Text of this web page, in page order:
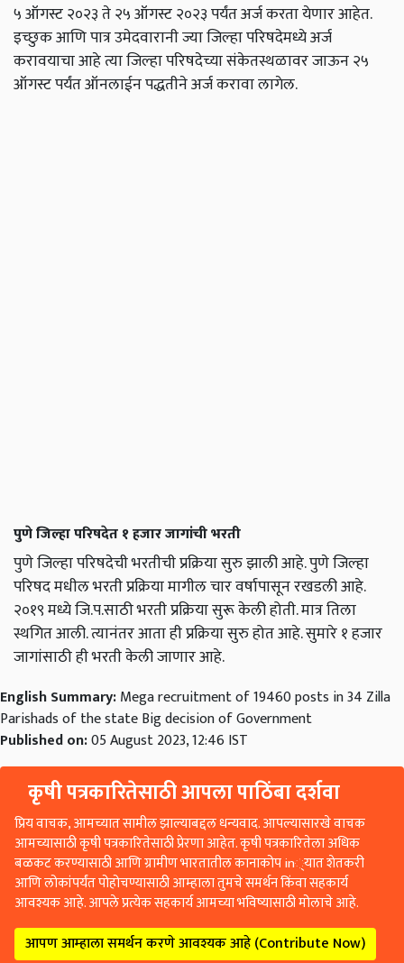
५ ऑगस्ट २०२३ ते २५ ऑगस्ट २०२३ पर्यंत अर्ज करता येणार आहेत.
इच्छुक आणि पात्र उमेदवारानी ज्या जिल्हा परिषदेमध्ये अर्ज
करावयाचा आहे त्या जिल्हा परिषदेच्या संकेतस्थळावर जाऊन २५
ऑगस्ट पर्यंत ऑनलाईन पद्धतीने अर्ज करावा लागेल.
पुणे जिल्हा परिषदेत १ हजार जागांची भरती
पुणे जिल्हा परिषदेची भरतीची प्रक्रिया सुरु झाली आहे. पुणे जिल्हा
परिषद मधील भरती प्रक्रिया मागील चार वर्षापासून रखडली आहे.
२०१९ मध्ये जि.प.साठी भरती प्रक्रिया सुरू केली होती. मात्र तिला
स्थगित आली. त्यानंतर आता ही प्रक्रिया सुरु होत आहे. सुमारे १ हजार
जागांसाठी ही भरती केली जाणार आहे.
English Summary:Mega recruitment of 19460 posts in 34 Zilla
Parishads of the state Big decision of Government
Published on:05 August 2023, 12:46 IST
कृषी पत्रकारितेसाठी आपला पाठिंबा दर्शवा
प्रिय वाचक, आमच्यात सामील झाल्याबद्दल धन्यवाद. आपल्यासारखे वाचक
आमच्यासाठी कृषी पत्रकारितेसाठी प्रेरणा आहेत. कृषी पत्रकारितेला अधिक
बळकट करण्यासाठी आणि ग्रामीण भारतातील कानाकोप in्यात शेतकरी
आणि लोकांपर्यंत पोहोचण्यासाठी आम्हाला तुमचे समर्थन किंवा सहकार्य
आवश्यक आहे. आपले प्रत्येक सहकार्य आमच्या भविष्यासाठी मोलाचे आहे.
आपण आम्हाला समर्थन करणे आवश्यक आहे (Contribute Now)